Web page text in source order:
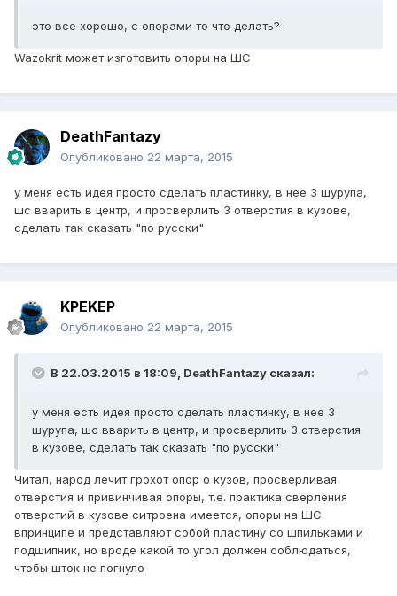
это все хорошо, с опорами то что делать?
Wazokrit может изготовить опоры на ШС
DeathFantazy
Опубликовано 22 марта, 2015
у меня есть идея просто сделать пластинку, в нее 3 шурупа,
шс вварить в центр, и просверлить 3 отверстия в кузове,
сделать так сказать "по русски"
KPEKEP
Опубликовано 22 марта, 2015
В 22.03.2015 в 18:09, DeathFantazy сказал:
у меня есть идея просто сделать пластинку, в нее 3
шурупа, шс вварить в центр, и просверлить 3 отверстия
в кузове, сделать так сказать "по русски"
Читал, народ лечит грохот опор о кузов, просверливая
отверстия и привинчивая опоры, т.е. практика сверления
отверстий в кузове ситроена имеется, опоры на ШС
впринципе и представляют собой пластину со шпильками и
подшипник, но вроде какой то угол должен соблюдаться,
чтобы шток не погнуло